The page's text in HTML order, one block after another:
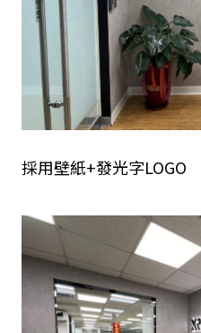
採用壁紙+發光字LOGO